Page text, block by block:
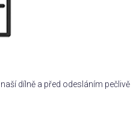
dílně a před odesláním pečlivě